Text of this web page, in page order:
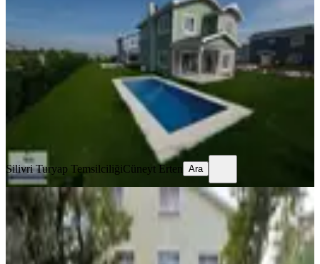
Silivri, Kavaklı Hürriyet Mahallesi
3+1·215 m² 06.08.2026
17.500.000 ₺
Cüneyt Erten
Silivri Turyap TemsilciliğiCüneyt Erten Ara
Vista Yapı'dan Silivri Gümüşyaka'da
Ful Eşyalı Satılık Villa
Silivri, Gümüşyaka Mahallesi